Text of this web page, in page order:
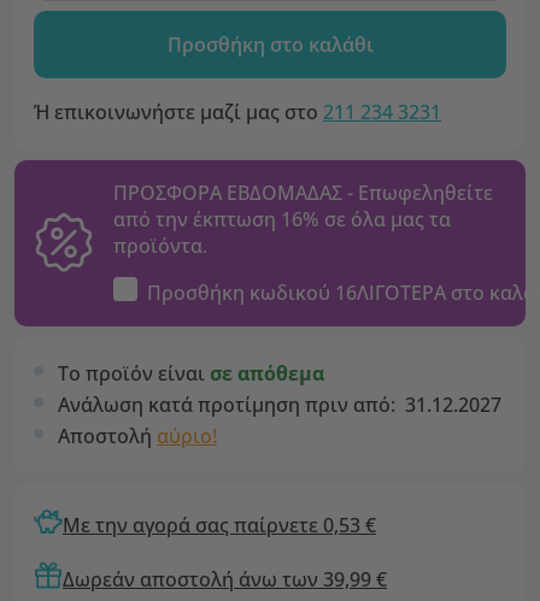
Προσθήκη στο καλάθι
Ή επικοινωνήστε μαζί μας στο 211 234 3231
ΠΡΟΣΦΟΡΑ ΕΒΔΟΜΑΔΑΣ - Επωφεληθείτε
από την έκπτωση 16% σε όλα μας τα
προϊόντα.
Προσθήκη κωδικού 16ΛΙΓΟΤΕΡΑ στο
Το προϊόν είναι σε απόθεμα
Ανάλωση κατά προτίμηση πριν από: 31.12.2027
Αποστολή αύριο!
Με την αγορά σας παίρνετε 0,53 €
Δωρεάν αποστολή άνω των 39,99 €